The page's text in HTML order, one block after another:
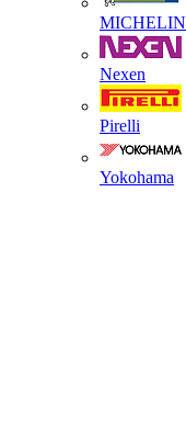
MICHELIN
Nexen
Pirelli
Yokohama